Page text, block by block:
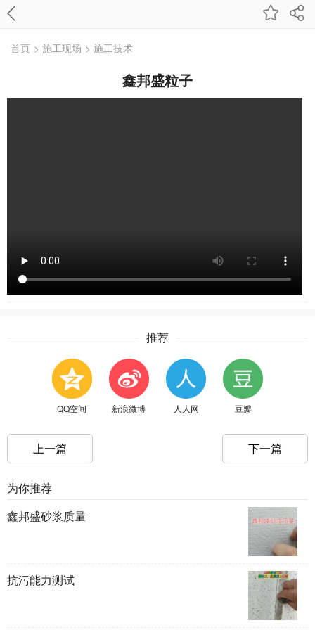
首页 > 施工现场 > 施工技术
鑫邦盛粒子
推荐
QQ空间 新浪微博 人人网 豆瓣
上一篇 下一篇
为你推荐
鑫邦盛砂浆质量
抗污能力测试